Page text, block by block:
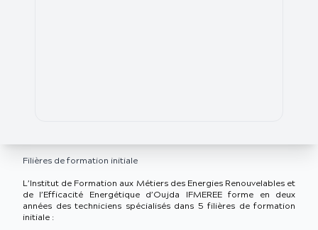
Filières de formation initiale
L’Institut de Formation aux Métiers des Energies Renouvelables et
de l’Efficacité Energétique d’Oujda IFMEREE forme en deux
années des techniciens spécialisés dans 5 filières de formation
initiale :